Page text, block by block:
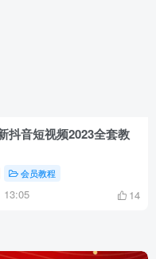
抖音短视频2023全套教
会员教程
13:05 14